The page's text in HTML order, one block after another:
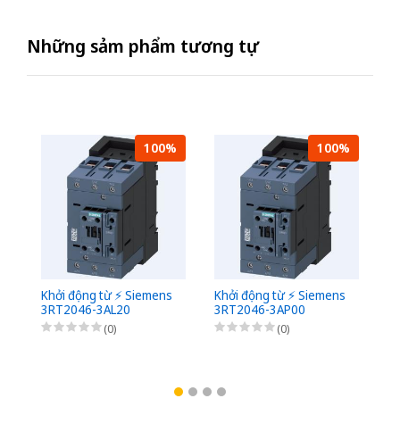
Những sảm phẩm tương tự
100%
Khởi động từ ⚡️ Siemens
3RT2046-3AL20
(0)
100%
Khởi động từ ⚡️ Siemens
3RT2046-3AP00
(0)